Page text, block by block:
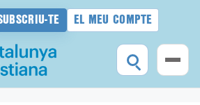
TE EL MEU COMPTE